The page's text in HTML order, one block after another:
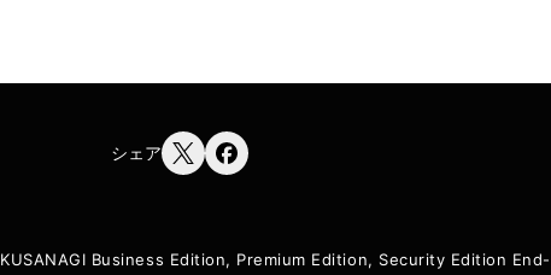
シェア
KUSANAGI Business Edition, Premium Edition, Security Edition